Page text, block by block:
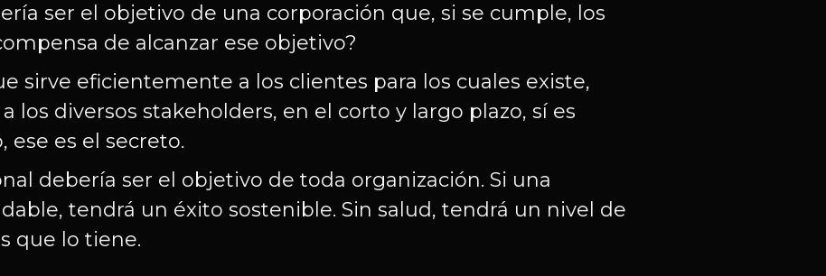
ser el objetivo de una corporación que, si se cumple, los
de alcanzar ese objetivo?
sirve eficientemente a los clientes para los cuales existe,
los diversos stakeholders, en el corto y largo plazo, sí es
ese es el secreto.
debería ser el objetivo de toda organización. Si una
tendrá un éxito sostenible. Sin salud, tendrá un nivel de
que lo tiene.